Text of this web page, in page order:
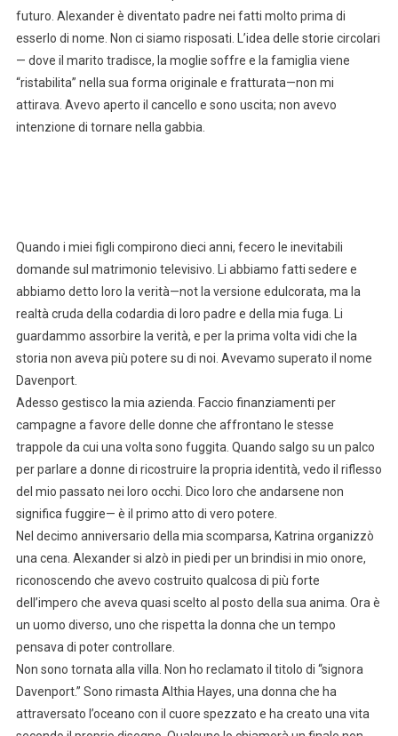
futuro. Alexander è diventato padre nei fatti molto prima di
esserlo di nome. Non ci siamo risposati. L’idea delle storie circolari
— dove il marito tradisce, la moglie soffre e la famiglia viene
“ristabilita” nella sua forma originale e fratturata—non mi
attirava. Avevo aperto il cancello e sono uscita; non avevo
intenzione di tornare nella gabbia.
Quando i miei figli compirono dieci anni, fecero le inevitabili
domande sul matrimonio televisivo. Li abbiamo fatti sedere e
abbiamo detto loro la verità—not la versione edulcorata, ma la
realtà cruda della codardia di loro padre e della mia fuga. Li
guardammo assorbire la verità, e per la prima volta vidi che la
storia non aveva più potere su di noi. Avevamo superato il nome
Davenport.
Adesso gestisco la mia azienda. Faccio finanziamenti per
campagne a favore delle donne che affrontano le stesse
trappole da cui una volta sono fuggita. Quando salgo su un palco
per parlare a donne di ricostruire la propria identità, vedo il riflesso
del mio passato nei loro occhi. Dico loro che andarsene non
significa fuggire— è il primo atto di vero potere.
Nel decimo anniversario della mia scomparsa, Katrina organizzò
una cena. Alexander si alzò in piedi per un brindisi in mio onore,
riconoscendo che avevo costruito qualcosa di più forte
dell’impero che aveva quasi scelto al posto della sua anima. Ora è
un uomo diverso, uno che rispetta la donna che un tempo
pensava di poter controllare.
Non sono tornata alla villa. Non ho reclamato il titolo di “signora
Davenport.” Sono rimasta Althia Hayes, una donna che ha
attraversato l’oceano con il cuore spezzato e ha creato una vita